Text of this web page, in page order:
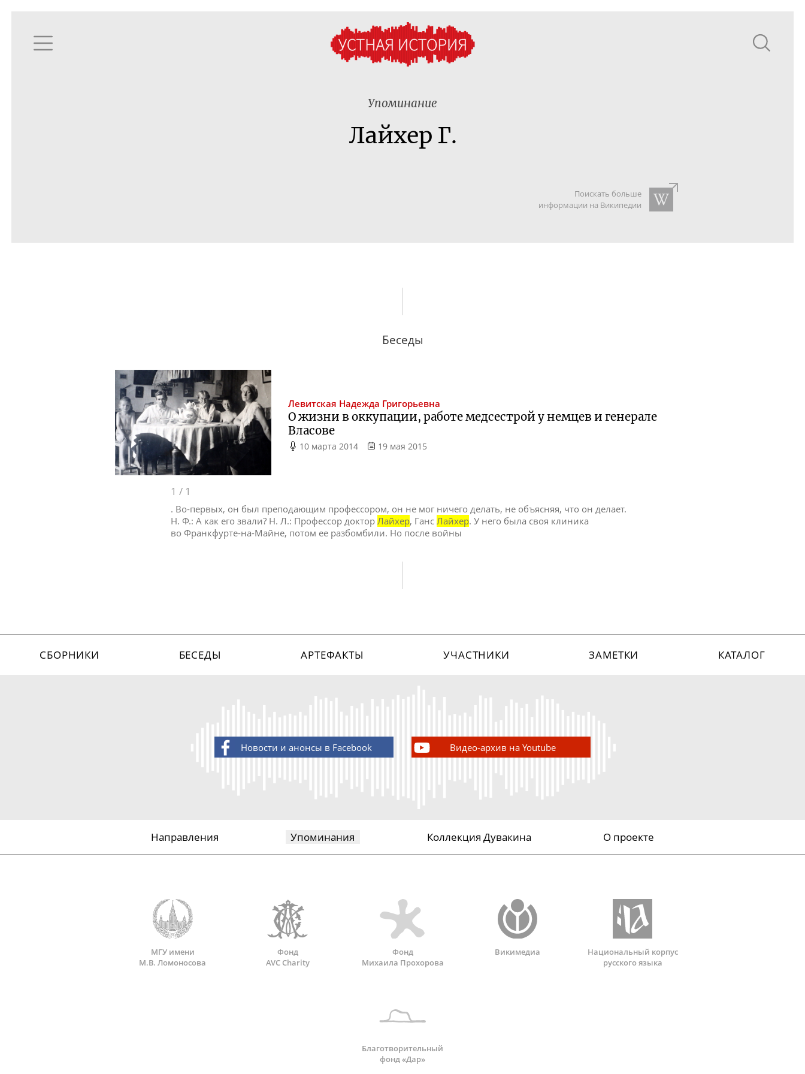
Упоминание
Лайхер Г.
Поискать больше
информации на Википедии
Беседы
Левитская Надежда Григорьевна
О жизни в оккупации, работе медсестрой у немцев и генерале
Власове
10 марта 2014 19 мая 2015
1 / 1
. Во-первых, он был преподающим профессором, он не мог ничего делать, не объясняя, что он делает.
Н. Ф.: А как его звали? Н. Л.: Профессор докторЛайхер, ГансЛайхер. У него была своя клиника
во Франкфурте-на-Майне, потом ее разбомбили. Но после войны
СБОРНИКИ БЕСЕДЫ АРТЕФАКТЫ УЧАСТНИКИ ЗАМЕТКИ КАТАЛОГ
Новости и анонсы в Facebook Видео-архив на Youtube
Направления Упоминания Коллекция Дувакина О проекте
МГУ имени
М.В. Ломоносова
Фонд
AVC Charity
Фонд
Михаила Прохорова
Викимедиа
Национальный корпус
русского языка
Благотворительный
фонд «Дар»